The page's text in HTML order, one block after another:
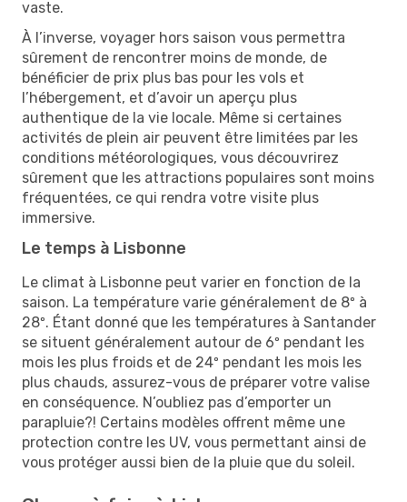
vaste.
À l’inverse, voyager hors saison vous permettra
sûrement de rencontrer moins de monde, de
bénéficier de prix plus bas pour les vols et
l’hébergement, et d’avoir un aperçu plus
authentique de la vie locale. Même si certaines
activités de plein air peuvent être limitées par les
conditions météorologiques, vous découvrirez
sûrement que les attractions populaires sont moins
fréquentées, ce qui rendra votre visite plus
immersive.
Le temps à Lisbonne
Le climat à Lisbonne peut varier en fonction de la
saison. La température varie généralement de 8º à
28º. Étant donné que les températures à Santander
se situent généralement autour de 6º pendant les
mois les plus froids et de 24º pendant les mois les
plus chauds, assurez-vous de préparer votre valise
en conséquence. N’oubliez pas d’emporter un
parapluie?! Certains modèles offrent même une
protection contre les UV, vous permettant ainsi de
vous protéger aussi bien de la pluie que du soleil.